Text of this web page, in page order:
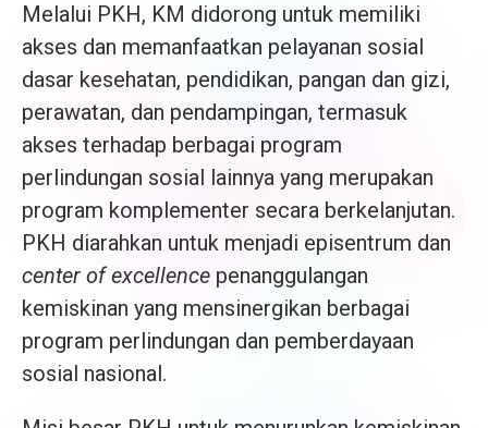
Melalui PKH, KM didorong untuk memiliki
akses dan memanfaatkan pelayanan sosial
dasar kesehatan, pendidikan, pangan dan gizi,
perawatan, dan pendampingan, termasuk
akses terhadap berbagai program
perlindungan sosial lainnya yang merupakan
program komplementer secara berkelanjutan.
PKH diarahkan untuk menjadi episentrum dan
center of excellence penanggulangan
kemiskinan yang mensinergikan berbagai
program perlindungan dan pemberdayaan
sosial nasional.